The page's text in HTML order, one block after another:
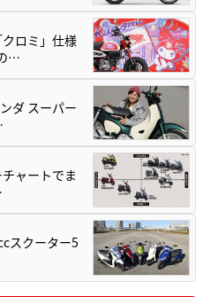
クロミ」仕様
…
ダ スーパー
ャートでま
スクーター5